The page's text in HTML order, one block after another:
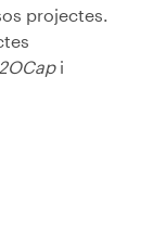
projectes.
i